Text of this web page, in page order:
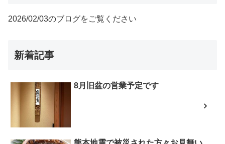
2026/02/03のブログをご覧ください
新着記事
8月旧盆の営業予定です